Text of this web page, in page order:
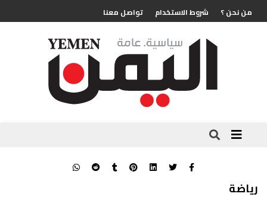
من نحن ؟ شروط الاستخدام تواصل معنا
رياضة